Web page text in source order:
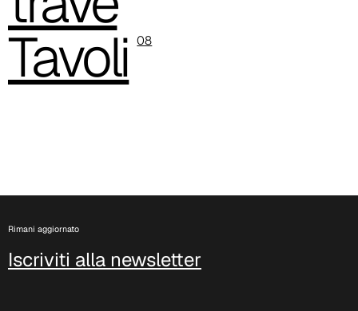
C 385
C 38H
C 333
C 338
Tavoli 08
Rimani aggiornato
Iscriviti alla newsletter